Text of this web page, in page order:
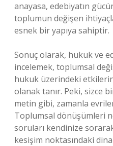
anayasa, edebiyatın
toplumun değişen
esnek bir yapıya sahiptir.
Sonuç olarak, hukuk ve
incelemek, toplumsal
hukuk üzerindeki
olanak tanır. Peki, sizce
metin gibi, zamanla
Toplumsal dönüşümleri
soruları kendinize
kesişim noktasındaki